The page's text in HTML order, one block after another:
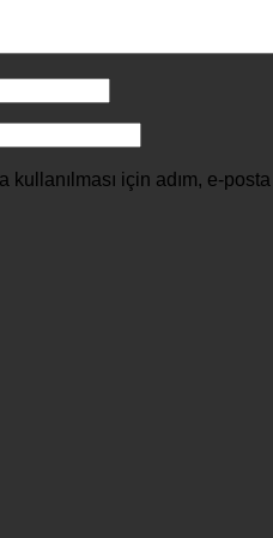
kullanılması için adım, e-